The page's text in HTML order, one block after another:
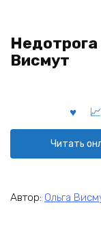
Недотрога
Висмут
Читать
Автор: Ольга